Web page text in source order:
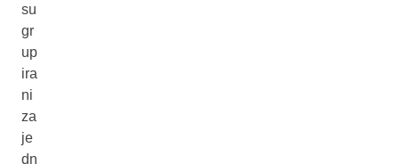
su
gr
up
ira
ni
za
je
dn